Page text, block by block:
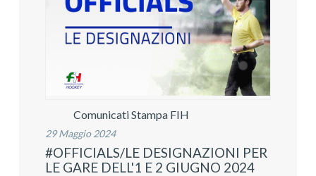
Comunicati Stampa FIH
29 Maggio 2024
#OFFICIALS/LE DESIGNAZIONI PER
LE GARE DELL'1 E 2 GIUGNO 2024